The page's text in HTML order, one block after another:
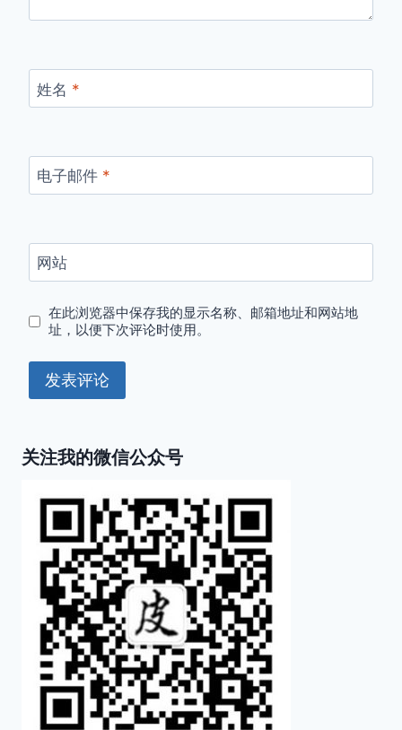
姓名 *
电子邮件 *
网站
在此浏览器中保存我的显示名称、邮箱地址和网站地
址，以便下次评论时使用。
关注我的微信公众号